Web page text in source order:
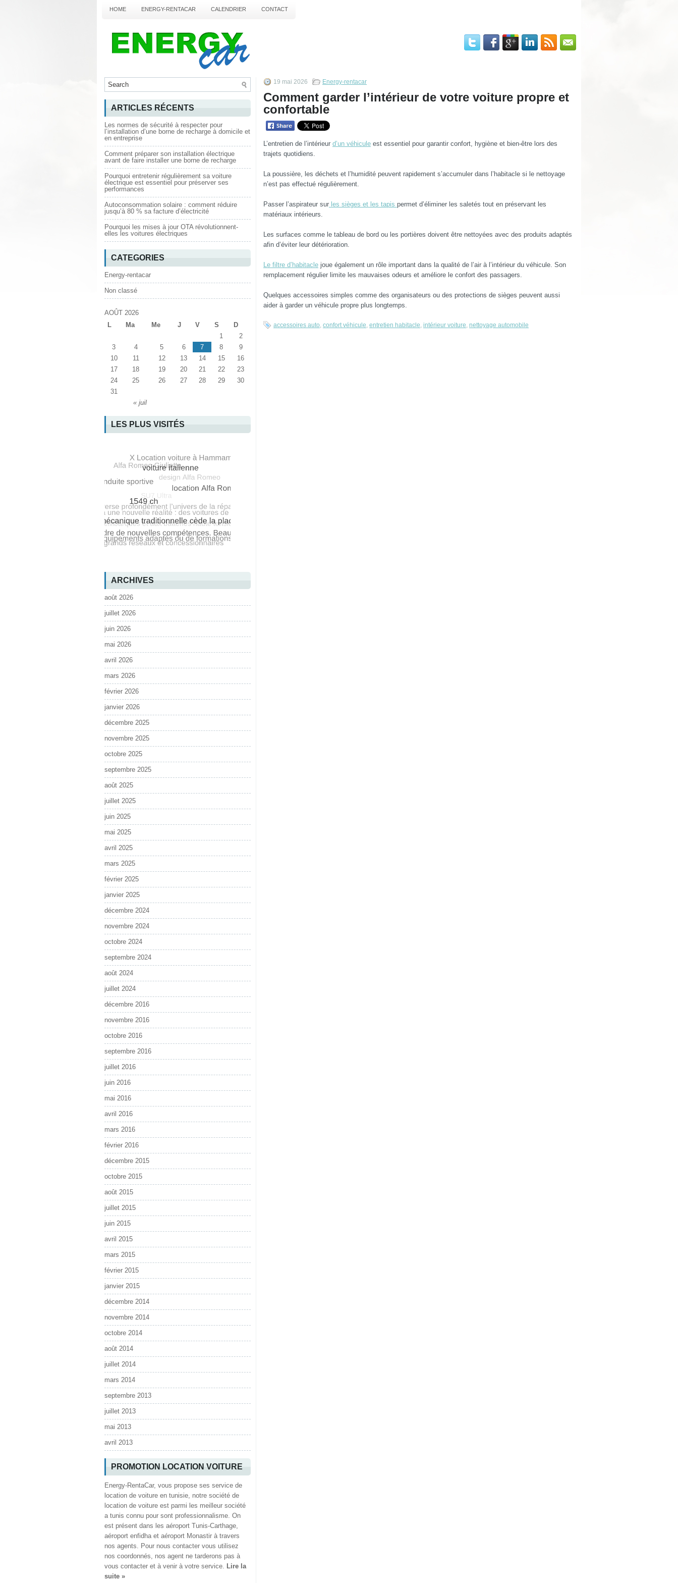
HOME ENERGY-RENTACAR CALENDRIER CONTACT
19 mai 2026 Energy-rentacar
Comment garder l’intérieur de votre voiture propre et
confortable
L’entretien de l’intérieur d’un véhicule est essentiel pour garantir confort, hygiène et bien-être lors des
trajets quotidiens.
La poussière, les déchets et l’humidité peuvent rapidement s’accumuler dans l’habitacle si le nettoyage
n’est pas effectué régulièrement.
Passer l’aspirateur sur les sièges et les tapis permet d’éliminer les saletés tout en préservant les
matériaux intérieurs.
Les surfaces comme le tableau de bord ou les portières doivent être nettoyées avec des produits adaptés
afin d’éviter leur détérioration.
Le filtre d’habitacle joue également un rôle important dans la qualité de l’air à l’intérieur du véhicule. Son
remplacement régulier limite les mauvaises odeurs et améliore le confort des passagers.
Quelques accessoires simples comme des organisateurs ou des protections de sièges peuvent aussi
aider à garder un véhicule propre plus longtemps.
accessoires auto confort véhicule entretien habitacle intérieur voiture nettoyage automobile
ARTICLES RÉCENTS
Les normes de sécurité à respecter pour
l’installation d’une borne de recharge à domicile et
en entreprise
Comment préparer son installation électrique
avant de faire installer une borne de recharge
Pourquoi entretenir régulièrement sa voiture
électrique est essentiel pour préserver ses
performances
Autoconsommation solaire : comment réduire
jusqu’à 80 % sa facture d’électricité
Pourquoi les mises à jour OTA révolutionnent-
elles les voitures électriques
CATEGORIES
Energy-rentacar
Non classé
AOÛT 2026
L
Ma Me J V S D
« juil
1
2
3
4 5 6 7 8
9
10
11 12 13 14 15
16
17
18 19 20 21 22
23
24
25 26 27 28 29
30
31
LES PLUS VISITÉS
ARCHIVES
août 2026
juillet 2026
juin 2026
mai 2026
avril 2026
mars 2026
février 2026
janvier 2026
décembre 2025
novembre 2025
octobre 2025
septembre 2025
août 2025
juillet 2025
juin 2025
mai 2025
avril 2025
mars 2025
février 2025
janvier 2025
décembre 2024
novembre 2024
octobre 2024
septembre 2024
août 2024
juillet 2024
décembre 2016
novembre 2016
octobre 2016
septembre 2016
juillet 2016
juin 2016
mai 2016
avril 2016
mars 2016
février 2016
décembre 2015
octobre 2015
août 2015
juillet 2015
juin 2015
avril 2015
mars 2015
février 2015
janvier 2015
décembre 2014
novembre 2014
octobre 2014
août 2014
juillet 2014
mars 2014
septembre 2013
juillet 2013
mai 2013
avril 2013
PROMOTION LOCATION VOITURE
Energy-RentaCar, vous propose ses service de
location de voiture en tunisie, notre société de
location de voiture est parmi les meilleur société
a tunis connu pour sont professionnalisme. On
est présent dans les aéroport Tunis-Carthage,
aéroport enfidha et aéroport Monastir à travers
nos agents. Pour nous contacter vous utilisez
nos coordonnés, nos agent ne tarderons pas à
vous contacter et à venir à votre service. Lire la
suite »